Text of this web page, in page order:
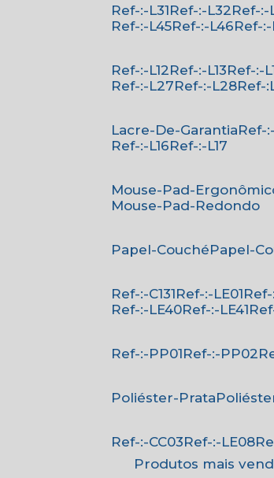
Ref-:-L31
Ref-:-L32 Ref-
Ref-:-L45
Ref-:-L46 Ref-
Ref-:-L12
Ref-:-L13 Ref-:-
Ref-:-L27
Ref-:-L28 Ref-
Lacre-De-Garantia
Ref-:-L16
Ref-:-L17
Mouse-Pad-
Mouse-Pad-Redondo
Papel-Couché
Papel-
Ref-:-C131
Ref-:-LE01
Ref-:-LE40
Ref-:-LE41
Ref-:-PP01
Ref-:-PP02
Poliéster-Prata
Ref-:-CC03
Ref-:-LE08
Produtos mais